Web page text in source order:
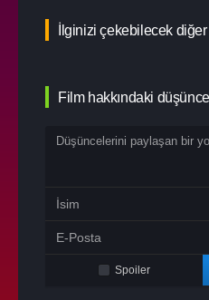
İlginizi çekebilecek
Film hakkındaki
Spoiler